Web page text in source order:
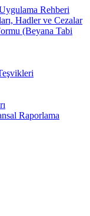
Rehberi
Hadler ve Cezalar
(Beyana Tabi
Raporlama